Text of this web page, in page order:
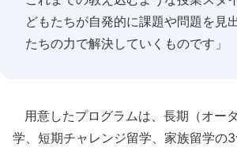
どもたちが自発的に課題や問題を見
たちの力で解決していくものです」
用意したプログラムは、長期（オー
学、短期チャレンジ留学、家族留学の